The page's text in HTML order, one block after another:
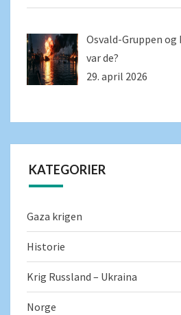
Osvald-Gruppen
var de?
29. april 2026
KATEGORIER
Gaza krigen
Historie
Krig Russland – Ukraina
Norge